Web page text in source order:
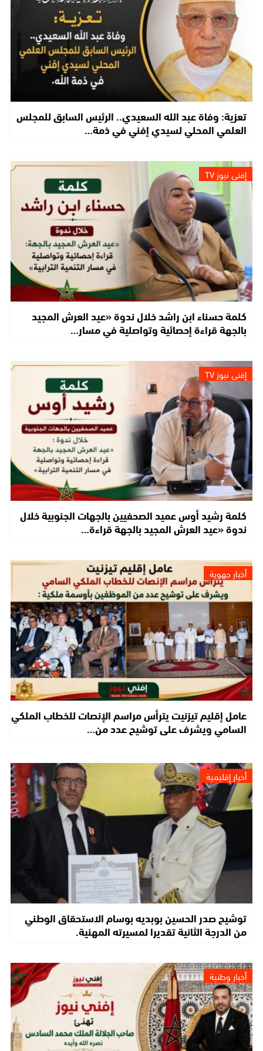
تعزية: وفاة عبد الله السعيدي.. الرئيس السابق للمجلس
العلمي المحلي لسيدي إفني في ذمة…
إفني نيوز TV
كلمة حسناء ابن راشد خلال ندوة «عيد العرش المجيد
بالجهة قراءة إحصائية وتواصلية في مسار…
إفني نيوز TV
كلمة رشيد أوس عميد الصحفيين بالجهات الجنوبية خلال
ندوة «عيد العرش المجيد بالجهة قراءة…
أخبار جهوية
عامل إقليم تيزنيت يترأس مراسم الإنصات للخطاب الملكي
السامي ويشرف على توشيح عدد من…
أخبار إقليمية
توشيح صدر الحسين بوبديه بوسام الاستحقاق الوطني
من الدرجة الثانية تقديرا لمسيرته المهنية.
أخبار وطنية